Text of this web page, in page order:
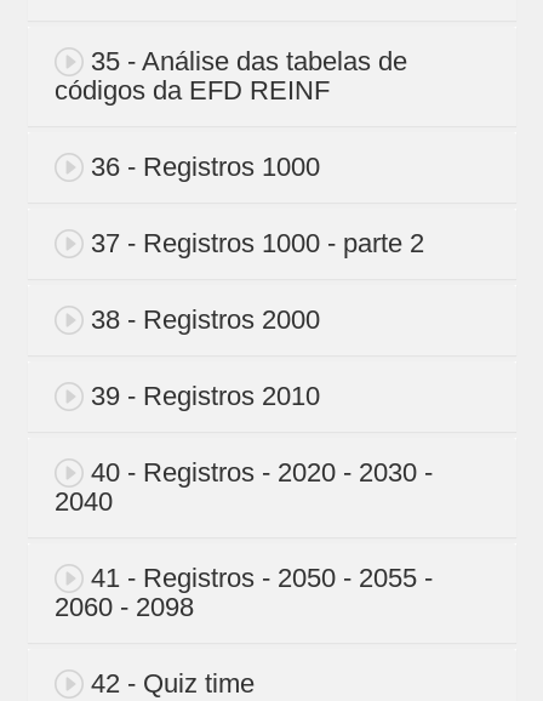
35 - Análise das tabelas de
códigos da EFD REINF
36 - Registros 1000
37 - Registros 1000 - parte 2
38 - Registros 2000
39 - Registros 2010
40 - Registros - 2020 - 2030 -
2040
41 - Registros - 2050 - 2055 -
2060 - 2098
42 - Quiz time